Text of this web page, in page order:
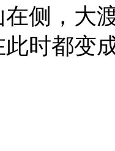
侧，大
此时都